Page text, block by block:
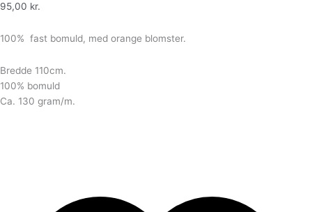
95,00 kr.
100% fast bomuld, med orange blomster.
Bredde 110cm.
100% bomuld
Ca. 130 gram/m.